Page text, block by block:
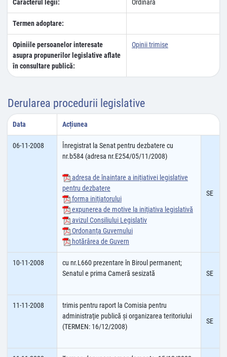
Caracterul legii: Ordinară
Termen adoptare:
Opiniile persoanelor interesate
asupra propunerilor legislative aflate
în consultare publică:
Opinii trimise
Derularea procedurii legislative
Data Acțiunea
06-11-2008
Înregistrat la Senat pentru dezbatere cu
nr.b584 (adresa nr.E254/05/11/2008)
adresa de înaintare a iniţiativei legislative
pentru dezbatere
forma iniţiatorului
expunerea de motive la iniţiativa legislativă
avizul Consiliului Legislativ
Ordonanţa Guvernului
hotărârea de Guvern
SE
10-11-2008
cu nr.L660 prezentare în Biroul permanent;
Senatul e prima Cameră sesizată
SE
11-11-2008
trimis pentru raport la Comisia pentru
administraţie publică şi organizarea teritoriului
(TERMEN: 16/12/2008)
SE